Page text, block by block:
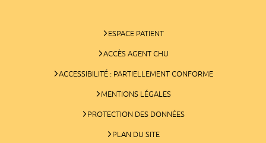
ESPACE PATIENT
ACCÈS AGENT CHU
ACCESSIBILITÉ : PARTIELLEMENT CONFORME
MENTIONS LÉGALES
PROTECTION DES DONNÉES
PLAN DU SITE